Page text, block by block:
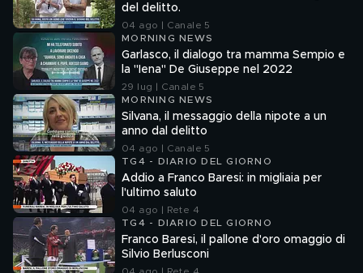
del delitto.
04 ago | Canale 5
MORNING NEWS
Garlasco, il dialogo tra mamma Sempio e
la "Iena" De Giuseppe nel 2022
29 lug | Canale 5
MORNING NEWS
Silvana, il messaggio della nipote a un
anno dal delitto
04 ago | Canale 5
TG4 - DIARIO DEL GIORNO
Addio a Franco Baresi: in migliaia per
l'ultimo saluto
04 ago | Rete 4
TG4 - DIARIO DEL GIORNO
Franco Baresi, il pallone d'oro omaggio di
Silvio Berlusconi